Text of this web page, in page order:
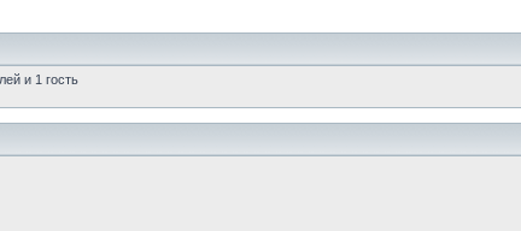
и 1 гость